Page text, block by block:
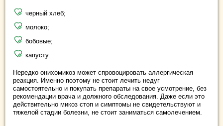
черный хлеб;
молоко;
бобовые;
капусту.
Нередко онихомикоз может спровоцировать аллергическая
реакция. Именно поэтому не стоит лечить недуг
самостоятельно и покупать препараты на свое усмотрение, без
рекомендации врача и должного обследования. Даже если это
действительно микоз стоп и симптомы не свидетельствуют и
тяжелой стадии болезни, не стоит заниматься самолечением.